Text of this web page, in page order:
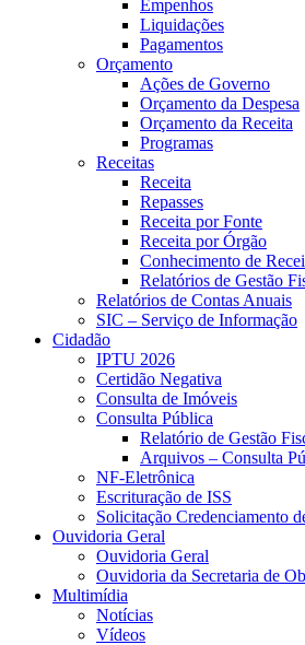
Empenhos
Liquidações
Pagamentos
Orçamento
Ações de Governo
Orçamento da Despesa
Orçamento da Receita
Programas
Receitas
Receita
Repasses
Receita por Fonte
Receita por Órgão
Conhecimento de
Relatórios de Gestão
Relatórios de Contas Anuais
SIC – Serviço de Informação
Cidadão
IPTU 2026
Certidão Negativa
Consulta de Imóveis
Consulta Pública
Relatório de Gestão
Arquivos – Consulta
NF-Eletrônica
Escrituração de ISS
Solicitação Credenciamento
Ouvidoria Geral
Ouvidoria Geral
Ouvidoria da Secretaria de
Multimídia
Notícias
Vídeos